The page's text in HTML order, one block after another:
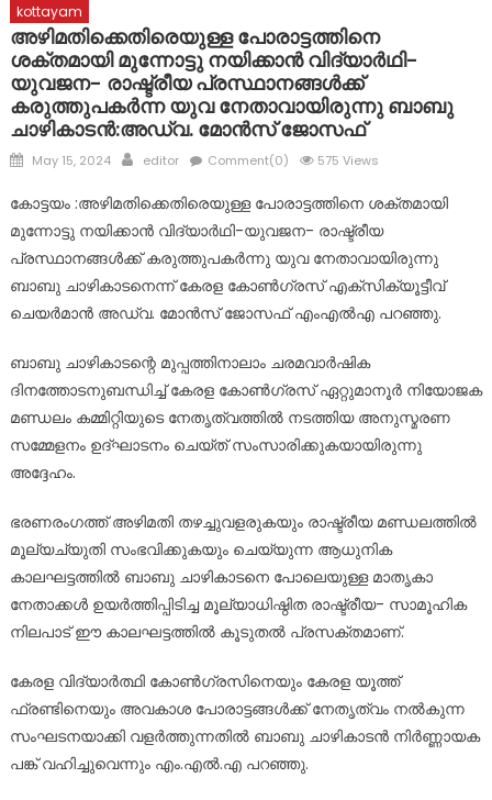
kottayam
അഴിമതിക്കെതിരെയുള്ള പോരാട്ടത്തിനെ
ശക്തമായി മുന്നോട്ടു നയിക്കാൻ വിദ്യാർഥി-
യുവജന- രാഷ്ട്രീയ പ്രസ്ഥാനങ്ങൾക്ക്
കരുത്തുപകർന്ന യുവ നേതാവായിരുന്നു ബാബു
ചാഴികാടൻ:അഡ്വ. മോൻസ് ജോസഫ്
Posted
May 15, 2024 Author
editor Comment(0) 575 Views
കോട്ടയം :അഴിമതിക്കെതിരെയുള്ള പോരാട്ടത്തിനെ ശക്തമായി
മുന്നോട്ടു നയിക്കാൻ വിദ്യാർഥി-യുവജന- രാഷ്ട്രീയ
പ്രസ്ഥാനങ്ങൾക്ക് കരുത്തുപകർന്നു യുവ നേതാവായിരുന്നു
ബാബു ചാഴികാടനെന്ന് കേരള കോൺഗ്രസ് എക്സിക്യൂട്ടീവ്
ചെയർമാൻ അഡ്വ. മോൻസ് ജോസഫ് എംഎൽഎ പറഞ്ഞു.
ബാബു ചാഴികാടന്റെ മുപ്പത്തിനാലാം ചരമവാർഷിക
ദിനത്തോടനുബന്ധിച്ച് കേരള കോൺഗ്രസ് ഏറ്റുമാനൂർ നിയോജക
മണ്ഡലം കമ്മിറ്റിയുടെ നേതൃത്വത്തിൽ നടത്തിയ അനുസ്മരണ
സമ്മേളനം ഉദ്ഘാടനം ചെയ്ത് സംസാരിക്കുകയായിരുന്നു
അദ്ദേഹം.
ഭരണരംഗത്ത് അഴിമതി തഴച്ചുവളരുകയും രാഷ്ട്രീയ മണ്ഡലത്തിൽ
മൂല്യച്യുതി സംഭവിക്കുകയും ചെയ്യുന്ന ആധുനിക
കാലഘട്ടത്തിൽ ബാബു ചാഴികാടനെ പോലെയുള്ള മാതൃകാ
നേതാക്കൾ ഉയർത്തിപ്പിടിച്ച മൂല്യാധിഷ്ഠിത രാഷ്ട്രീയ- സാമൂഹിക
നിലപാട് ഈ കാലഘട്ടത്തിൽ കൂടുതൽ പ്രസക്തമാണ്.
കേരള വിദ്യാർത്ഥി കോൺഗ്രസിനെയും കേരള യൂത്ത്
ഫ്രണ്ടിനെയും അവകാശ പോരാട്ടങ്ങൾക്ക് നേതൃത്വം നൽകുന്ന
സംഘടനയാക്കി വളർത്തുന്നതിൽ ബാബു ചാഴികാടൻ നിർണ്ണായക
പങ്ക് വഹിച്ചുവെന്നും എം.എൽ.എ പറഞ്ഞു.